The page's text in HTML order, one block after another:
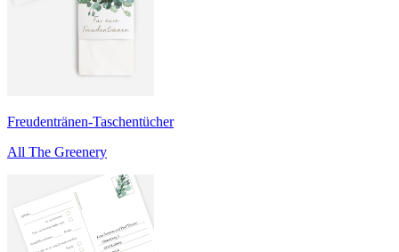
Freudentränen-Taschentücher
All The Greenery